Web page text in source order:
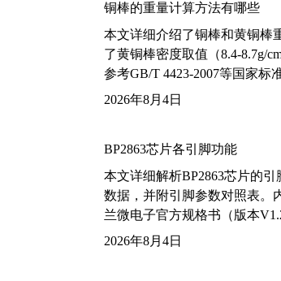
铜棒的重量计算方法有哪些
本文详细介绍了铜棒和黄铜棒
了黄铜棒密度取值（8.4-8.7g/
参考GB/T 4423-2007等国家标准
2026年8月4日
BP2863芯片各引脚功能
本文详细解析BP2863芯片的
数据，并附引脚参数对照表。
兰微电子官方规格书（版本
2026年8月4日